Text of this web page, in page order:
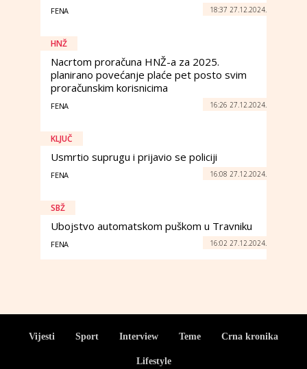
FENA 18:37 27.12.2024.
HNŽ
Nacrtom proračuna HNŽ-a za 2025.
planirano povećanje plaće pet posto svim
proračunskim korisnicima
FENA 16:26 27.12.2024.
KLJUČ
Usmrtio suprugu i prijavio se policiji
FENA 16:08 27.12.2024.
SBŽ
Ubojstvo automatskom puškom u Travniku
FENA 16:02 27.12.2024.
Vijesti Sport Interview Teme Crna kronika
Lifestyle